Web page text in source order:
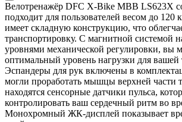
Велотренажёр DFC X-Bike MBB LS623X
подходит для пользователей весом до 120
имеет складную конструкцию, что
транспортировку. С магнитной системой
уровнями механической регулировки, вы
оптимальный уровень нагрузки для вашей
Эспандеры для рук включены в
могли проработать мышцы верхней части
находятся сенсорные датчики пульса,
контролировать ваш сердечный ритм во
Монохромный ЖК-дисплей показывает